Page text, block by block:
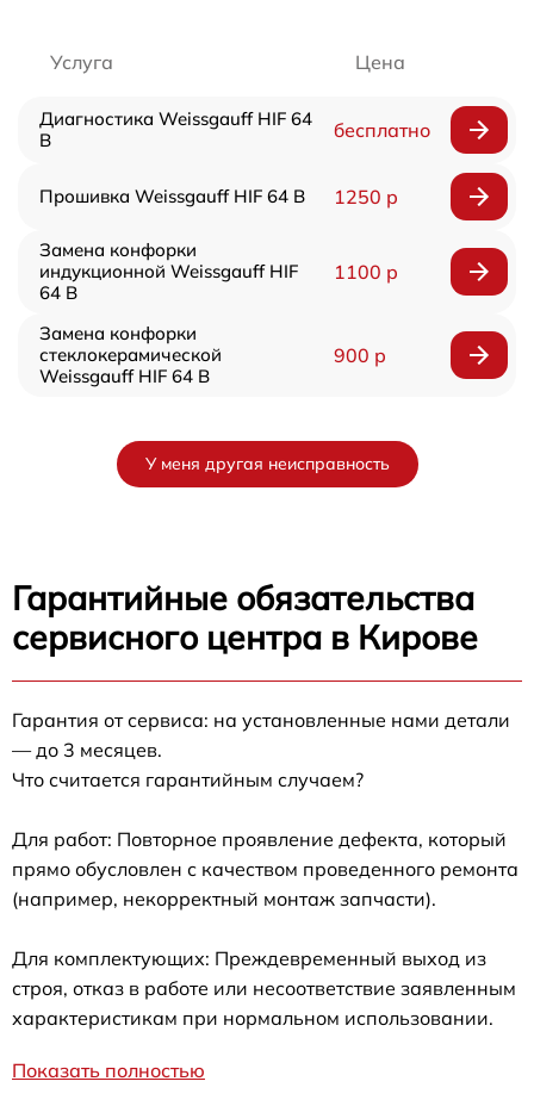
Услуга Цена
Диагностика Weissgauff HIF 64
B
бесплатно
Прошивка Weissgauff HIF 64 B 1250 р
Замена конфорки
индукционной Weissgauff HIF
64 B
1100 р
Замена конфорки
стеклокерамической
Weissgauff HIF 64 B
900 р
У меня другая неисправность
Гарантийные обязательства
сервисного центра в Кирове
Гарантия от сервиса: на установленные нами детали
— до 3 месяцев.
Что считается гарантийным случаем?
Для работ: Повторное проявление дефекта, который
прямо обусловлен с качеством проведенного ремонта
(например, некорректный монтаж запчасти).
Для комплектующих: Преждевременный выход из
строя, отказ в работе или несоответствие заявленным
характеристикам при нормальном использовании.
Показать полностью